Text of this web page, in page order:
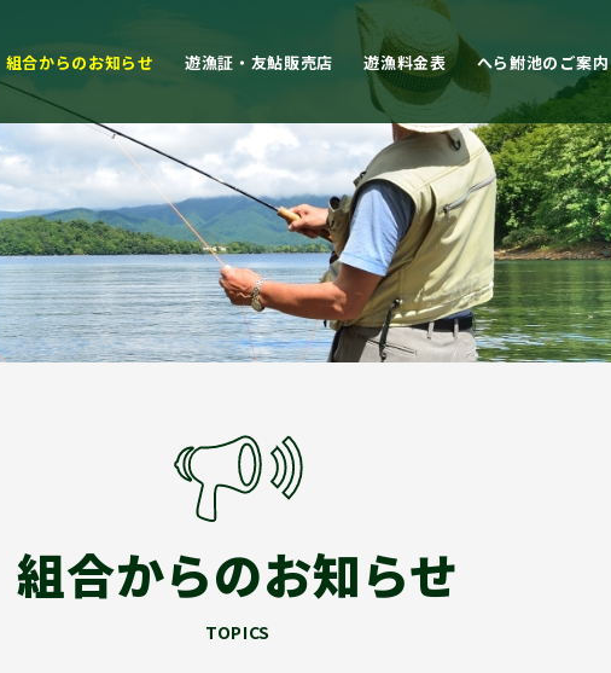
組合からのお知らせ 遊漁証・友鮎販売店 遊漁料金表 へら鮒池のご案内
組合からのお知らせ
TOPICS